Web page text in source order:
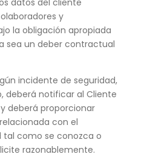
datos del cliente
y
la obligación apropiada
sea un deber contractual
incidente de seguridad,
deberá notificar al Cliente
deberá proporcionar
con el
tal como se conozca o
razonablemente.